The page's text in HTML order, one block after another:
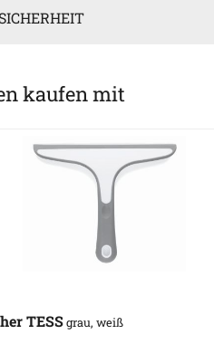
kaufen mit
Duschabzieher TESSgrau, weiß